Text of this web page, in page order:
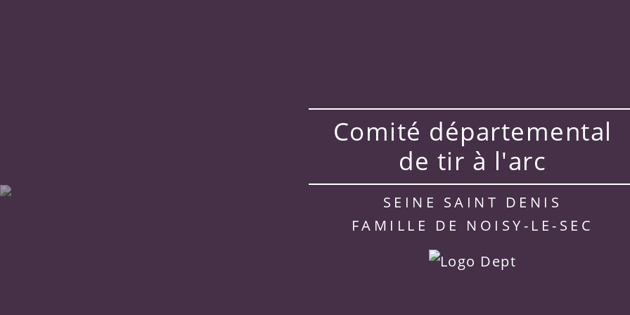
Comité départemental
de tir à l'arc
SEINE SAINT DENIS
FAMILLE DE NOISY-LE-SEC